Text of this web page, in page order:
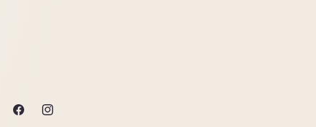
FacebookInstagram